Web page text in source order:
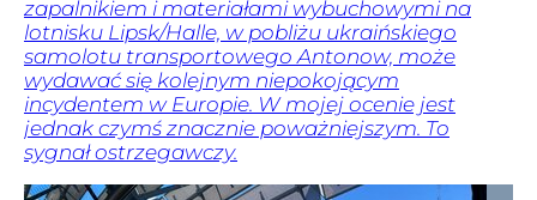
zapalnikiem i materiałami wybuchowymi na
lotnisku Lipsk/Halle, w pobliżu ukraińskiego
samolotu transportowego Antonow, może
wydawać się kolejnym niepokojącym
incydentem w Europie. W mojej ocenie jest
jednak czymś znacznie poważniejszym. To
sygnał ostrzegawczy.